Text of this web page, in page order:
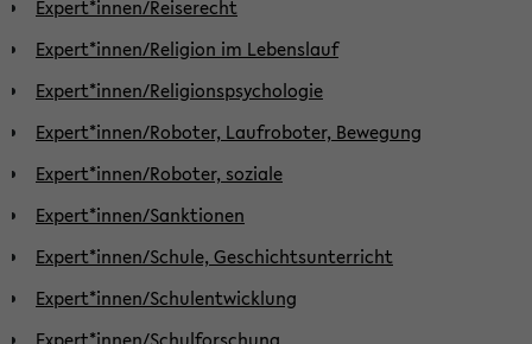
Expert*innen/Reiserecht
Expert*innen/Religion im Lebenslauf
Expert*innen/Religionspsychologie
Expert*innen/Roboter, Laufroboter, Bewegung
Expert*innen/Roboter, soziale
Expert*innen/Sanktionen
Expert*innen/Schule, Geschichtsunterricht
Expert*innen/Schulentwicklung